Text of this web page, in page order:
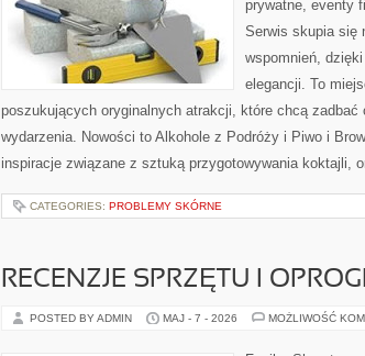
prywatne, eventy
Serwis skupia się
wspomnień,
elegancji. To
poszukujących oryginalnych atrakcji, które chcą zadbać
wydarzenia. Nowości to Alkohole z Podróży i Piwo i
inspiracje związane z sztuką przygotowywania koktajli,
CATEGORIES: PROBLEMY SKÓRNE
RECENZJE SPRZĘTU I
POSTED BY ADMIN MAJ - 7 - 2026 MOŻLIWOŚĆ